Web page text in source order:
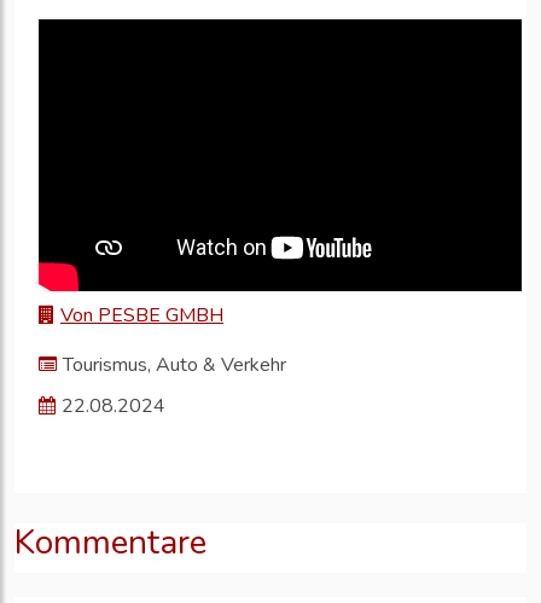
Von PESBE GMBH
Tourismus, Auto & Verkehr
22.08.2024
Kommentare